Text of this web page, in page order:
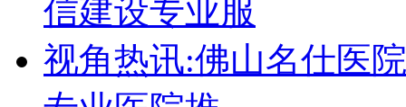
信建设专业服
视角热讯:佛山名仕医